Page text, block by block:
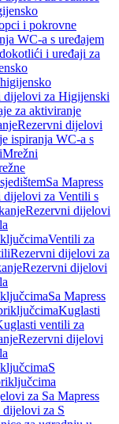
i pokrovne
WC-a s uređajem
i uređaji za
dijelovi za Higijenski
za aktiviranje
Rezervni dijelovi
ispiranja WC-a s
Mrežni
Sa Mapress
dijelovi za Ventili s
Rezervni dijelovi
Ventili za
Rezervni dijelovi za
Rezervni dijelovi
Sa Mapress
Kuglasti
ventili za
Rezervni dijelovi
S
za Sa Mapress
dijelovi za S